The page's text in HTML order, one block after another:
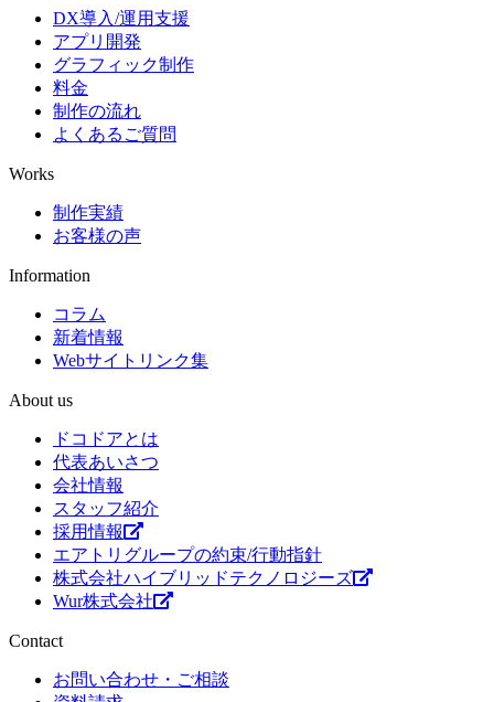
DX導入/運用支援
アプリ開発
グラフィック制作
料金
制作の流れ
よくあるご質問
Works
制作実績
お客様の声
Information
コラム
新着情報
Webサイトリンク集
About us
ドコドアとは
代表あいさつ
会社情報
スタッフ紹介
採用情報
エアトリグループの約束/行動指針
株式会社ハイブリッドテクノロジーズ
Wur株式会社
Contact
お問い合わせ・ご相談